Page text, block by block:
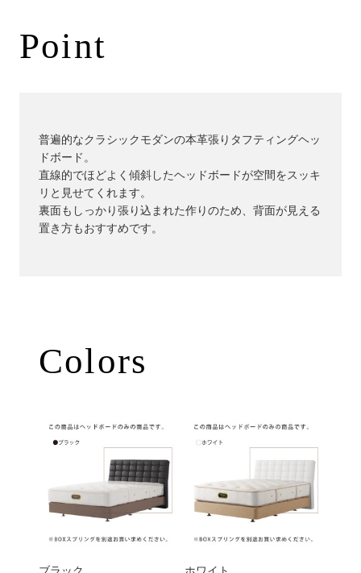
Point
普遍的なクラシックモダンの本革張りタフティングヘッ
ドボード。
直線的でほどよく傾斜したヘッドボードが空間をスッキ
リと見せてくれます。
裏面もしっかり張り込まれた作りのため、背面が見える
置き方もおすすめです。
Colors